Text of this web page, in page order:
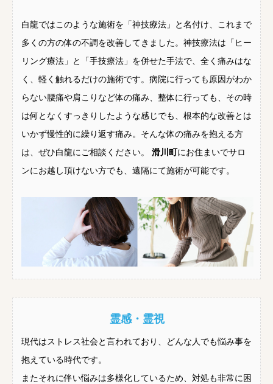
白龍ではこのような施術を「神技療法」と名付け、これまで
多くの方の体の不調を改善してきました。神技療法は「ヒー
リング療法」と「手技療法」を併せた手法で、全く痛みはな
く、軽く触れるだけの施術です。病院に行っても原因がわか
らない腰痛や肩こりなど体の痛み、整体に行っても、その時
は何となくすっきりしたような感じでも、根本的な改善とは
いかず慢性的に繰り返す痛み。そんな体の痛みを抱える方
は、ぜひ白龍にご相談ください。 滑川町にお住まいでサロ
ンにお越し頂けない方でも、遠隔にて施術が可能です。
霊感・霊視
現代はストレス社会と言われており、どんな人でも悩み事を
抱えている時代です。
またそれに伴い悩みは多様化しているため、対処も非常に困